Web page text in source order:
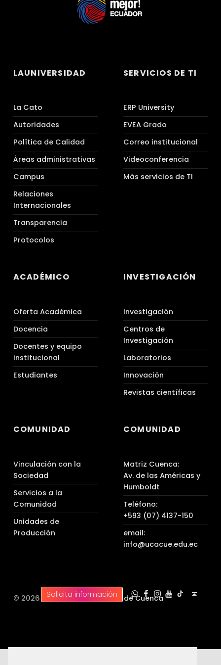
LAUNIVERSIDAD
La Cato
Autoridades
Política de Calidad
Áreas administrativas
Campus
Relaciones
Internacionales
Transparencia
Protocolos
SERVICIOS DE TI
ERP University
EVEA Grado
Correo institucional
Videoconferencia
Más servicios de TI
ACADÉMICO
Oferta Académica
Docencia
Docentes y equipo
institucional
Estudiantes
INVESTIGACIÓN
Investigación
Centros de
Investigación
Laboratorios
Innovación
Revistas científicas
COMUNIDAD
Vinculación con la
Sociedad
Servicios a la
Comunidad
Unidades de
Producción
COMUNIDAD
Matriz Cuenca:
Av. de las Américas y
Humboldt
Teléfono:
+593 (07) 4137-150
email:
info@ucacue.edu.ec
© 2026 | Universidad Católica de Cuenca
Solicita información
UC WhatsApp
UC en Facebook
UC en Instagram
UC en Youtube
UC Tiktok